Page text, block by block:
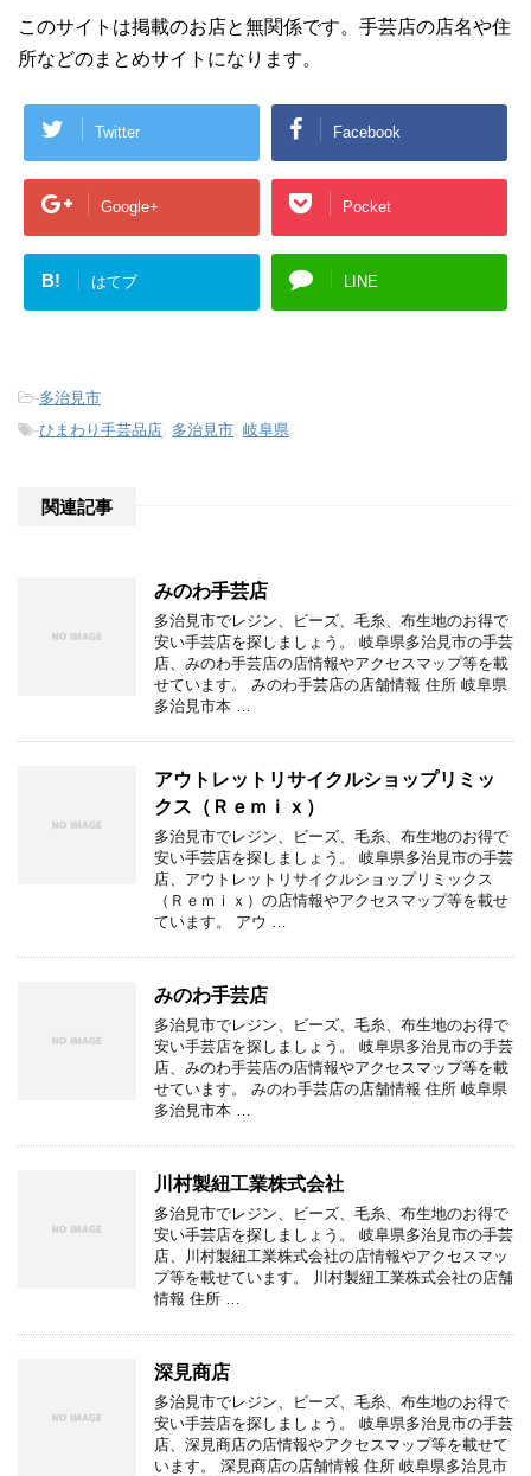
このサイトは掲載のお店と無関係です。手芸店の店名や住
所などのまとめサイトになります。
Twitter Facebook
Google+ Pocket
B! はてブ LINE
-多治見市
-ひまわり手芸品店 多治見市 岐阜県
関連記事
みのわ手芸店
多治見市でレジン、ビーズ、毛糸、布生地のお得で
安い手芸店を探しましょう。 岐阜県多治見市の手芸
店、みのわ手芸店の店情報やアクセスマップ等を載
せています。 みのわ手芸店の店舗情報 住所 岐阜県
多治見市本 …
アウトレットリサイクルショップリミッ
クス（Ｒｅｍｉｘ）
多治見市でレジン、ビーズ、毛糸、布生地のお得で
安い手芸店を探しましょう。 岐阜県多治見市の手芸
店、アウトレットリサイクルショップリミックス
（Ｒｅｍｉｘ）の店情報やアクセスマップ等を載せ
ています。 アウ …
みのわ手芸店
多治見市でレジン、ビーズ、毛糸、布生地のお得で
安い手芸店を探しましょう。 岐阜県多治見市の手芸
店、みのわ手芸店の店情報やアクセスマップ等を載
せています。 みのわ手芸店の店舗情報 住所 岐阜県
多治見市本 …
川村製紐工業株式会社
多治見市でレジン、ビーズ、毛糸、布生地のお得で
安い手芸店を探しましょう。 岐阜県多治見市の手芸
店、川村製紐工業株式会社の店情報やアクセスマッ
プ等を載せています。 川村製紐工業株式会社の店舗
情報 住所 …
深見商店
多治見市でレジン、ビーズ、毛糸、布生地のお得で
安い手芸店を探しましょう。 岐阜県多治見市の手芸
店、深見商店の店情報やアクセスマップ等を載せて
います。 深見商店の店舗情報 住所 岐阜県多治見市